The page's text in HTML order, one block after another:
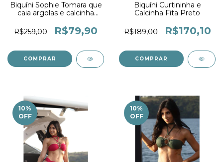
Biquíni Sophie Tomara que
caia argolas e calcinha
R$259,00
R$79,90
COMPRAR
Biquíni Curtininha e
Calcinha Fita Preto
R$189,00 R$170,10
COMPRAR
10%
OFF
10%
OFF